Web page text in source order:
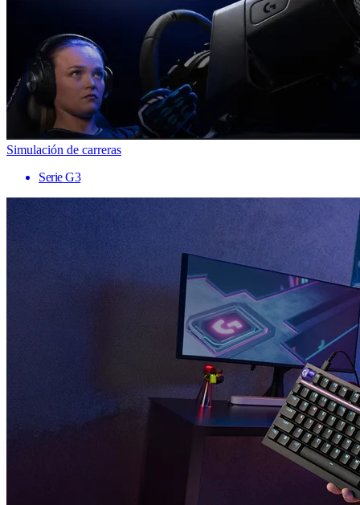
Simulación de carreras
Serie G3